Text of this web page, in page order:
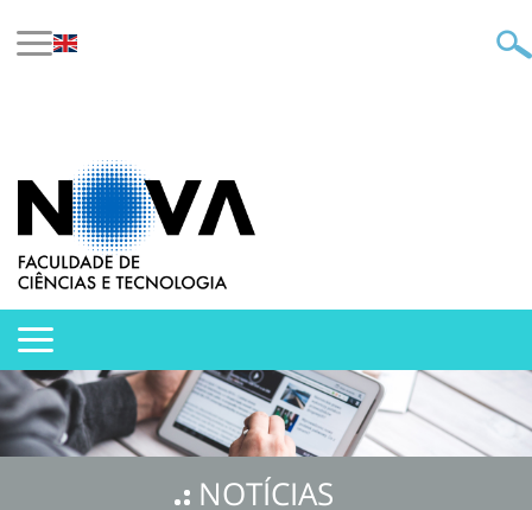
NOTÍCIAS